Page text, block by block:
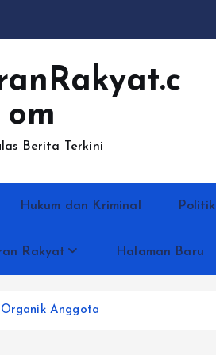
om
Berita Terkini
Hukum dan Kriminal Politik
Rakyat Halaman Baru
Anggota